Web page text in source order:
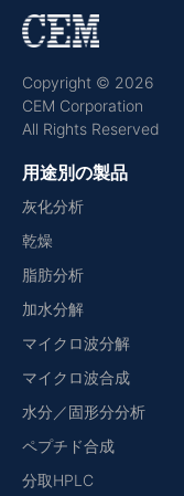
Copyright © 2026
CEM Corporation
All Rights Reserved
用途別の製品
灰化分析
乾燥
脂肪分析
加水分解
マイクロ波分解
マイクロ波合成
水分／固形分分析
ペプチド合成
分取HPLC